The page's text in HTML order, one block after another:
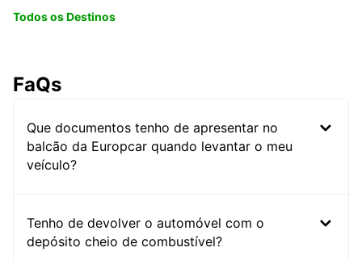
Todos os Destinos
FaQs
Que documentos tenho de apresentar no
balcão da Europcar quando levantar o meu
veículo?
Tenho de devolver o automóvel com o
depósito cheio de combustível?